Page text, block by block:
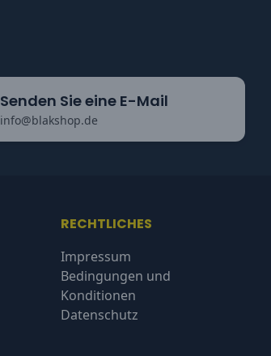
Senden Sie eine E-Mail
info@blakshop.de
RECHTLICHES
Impressum
Bedingungen und
Konditionen
Datenschutz